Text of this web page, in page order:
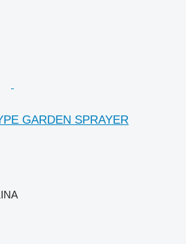
GARDEN SPRAYER